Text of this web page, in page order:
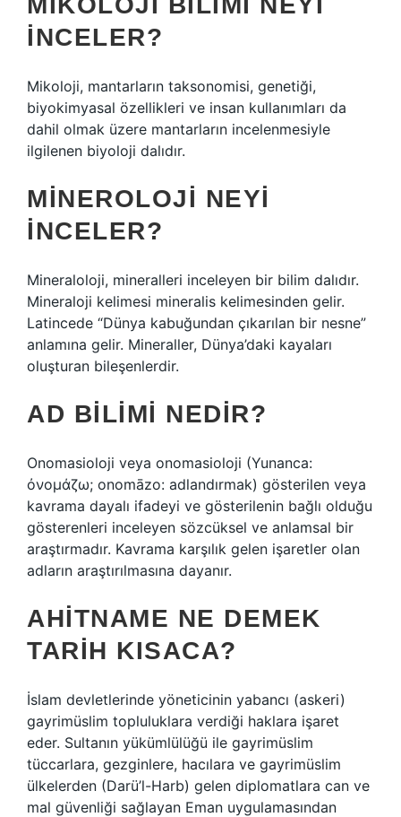
INCELER?
Mikoloji, mantarların taksonomisi, genetiği,
biyokimyasal özellikleri ve insan kullanımları da
dahil olmak üzere mantarların incelenmesiyle
ilgilenen biyoloji dalıdır.
MINEROLOJI NEYI
INCELER?
Mineraloloji, mineralleri inceleyen bir bilim dalıdır.
Mineraloji kelimesi mineralis kelimesinden gelir.
Latincede “Dünya kabuğundan çıkarılan bir nesne”
anlamına gelir. Mineraller, Dünya’daki kayaları
oluşturan bileşenlerdir.
AD BILIMI NEDIR?
Onomasioloji veya onomasioloji (Yunanca:
ὀνομάζω; onomāzο: adlandırmak) gösterilen veya
kavrama dayalı ifadeyi ve gösterilenin bağlı olduğu
gösterenleri inceleyen sözcüksel ve anlamsal bir
araştırmadır. Kavrama karşılık gelen işaretler olan
adların araştırılmasına dayanır.
AHITNAME NE DEMEK
TARIH KISACA?
İslam devletlerinde yöneticinin yabancı (askeri)
gayrimüslim topluluklara verdiği haklara işaret
eder. Sultanın yükümlülüğü ile gayrimüslim
tüccarlara, gezginlere, hacılara ve gayrimüslim
ülkelerden (Darü’l-Harb) gelen diplomatlara can ve
mal güvenliği sağlayan Eman uygulamasından